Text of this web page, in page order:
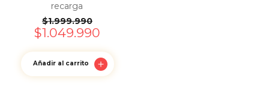
recarga
$1.999.990
$1.049.990
Añadir al carrito